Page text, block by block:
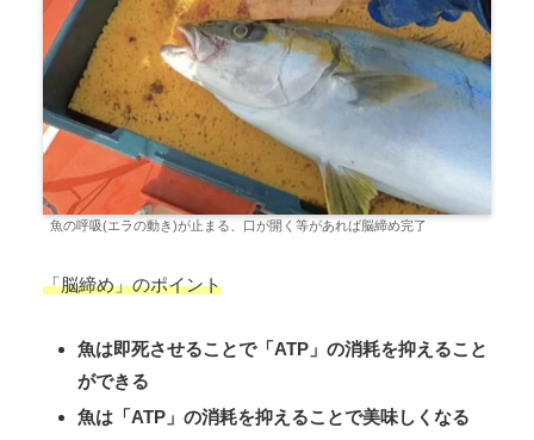
魚の呼吸(エラの動き)が止まる、口が開く等があれば脳締め完了
「脳締め」のポイント
魚は即死させることで「ATP」の消耗を抑えること
ができる
魚は「ATP」の消耗を抑えることで美味しくなる